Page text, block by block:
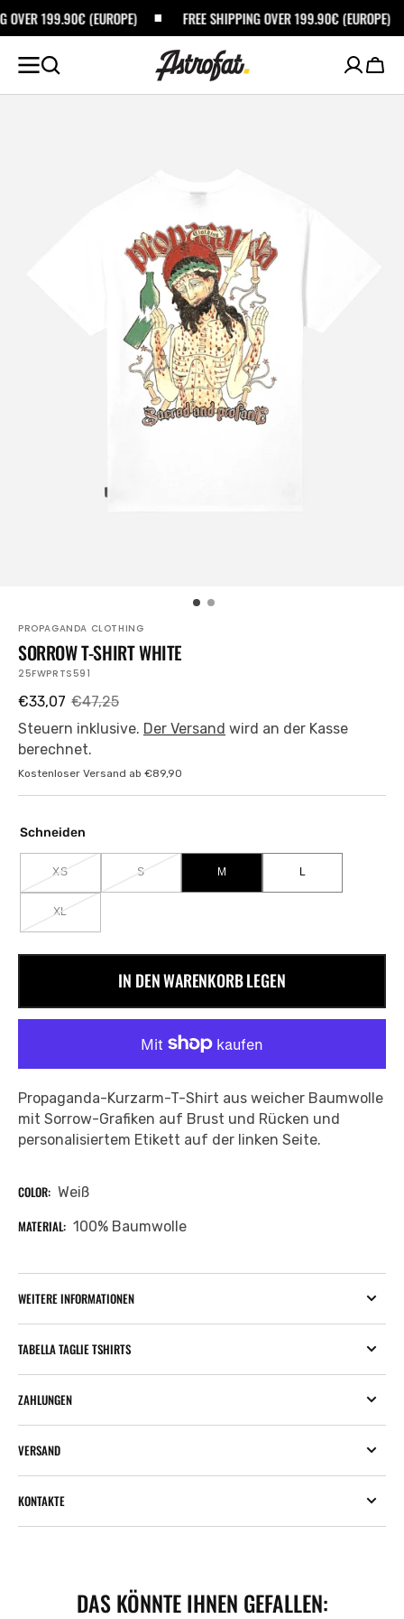
(EUROPE) FREE SHIPPING OVER 199.90€ (EUROPE)
PROPAGANDA CLOTHING
SORROW T-SHIRT WHITE
ARTIKELNUMMER:
25FWPRTS591
Verkaufspreis
€33,07 Regulärer
Preis
€47,25
Steuern inklusive. Der Versand wird an der Kasse
berechnet.
Kostenloser Versand ab €89,90
Schneiden
XSVARIANTE
AUSVERKAUFT
ODER
SVARIANTE
AUSVERKAUFT
MVARIANTE
AUSVERKAUFT
L
VARIANTE
AUSVERKAUFT
XLVARIANTE
AUSVERKAUFT
VERFÜGBARIN DEN WARENKORB LEGEN
Propaganda-Kurzarm-T-Shirt aus weicher Baumwolle
mit Sorrow-Grafiken auf Brust und Rücken und
personalisiertem Etikett auf der linken Seite.
COLOR: Weiß
MATERIAL: 100% Baumwolle
WEITERE INFORMATIONEN
TABELLA TAGLIE TSHIRTS
ZAHLUNGEN
VERSAND
KONTAKTE
Öffnen
Sie
die
vorgestellten
Medien
in
DAS KÖNNTE IHNEN GEFALLEN: